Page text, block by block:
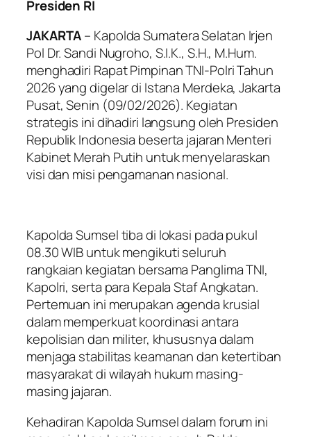
Presiden RI
JAKARTA– Kapolda Sumatera Selatan Irjen
Pol Dr. Sandi Nugroho, S.I.K., S.H., M.Hum.
menghadiri Rapat Pimpinan TNI-Polri Tahun
2026 yang digelar di Istana Merdeka, Jakarta
Pusat, Senin (09/02/2026). Kegiatan
strategis ini dihadiri langsung oleh Presiden
Republik Indonesia beserta jajaran Menteri
Kabinet Merah Putih untuk menyelaraskan
visi dan misi pengamanan nasional.
Kapolda Sumsel tiba di lokasi pada pukul
08.30 WIB untuk mengikuti seluruh
rangkaian kegiatan bersama Panglima TNI,
Kapolri, serta para Kepala Staf Angkatan.
Pertemuan ini merupakan agenda krusial
dalam memperkuat koordinasi antara
kepolisian dan militer, khususnya dalam
menjaga stabilitas keamanan dan ketertiban
masyarakat di wilayah hukum masing-
masing jajaran.
Kehadiran Kapolda Sumsel dalam forum ini